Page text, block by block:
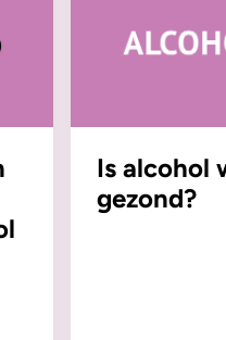
Is alcohol
gezond?